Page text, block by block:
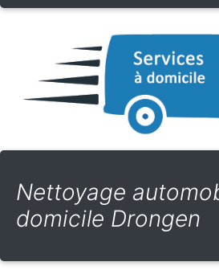
Nettoyage
domicile Drongen